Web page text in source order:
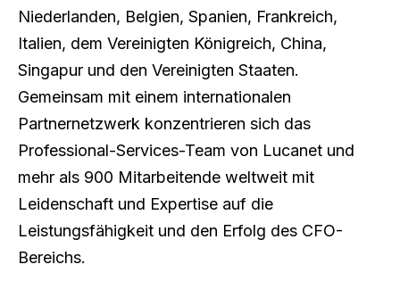
Niederlanden, Belgien, Spanien, Frankreich,
Italien, dem Vereinigten Königreich, China,
Singapur und den Vereinigten Staaten.
Gemeinsam mit einem internationalen
Partnernetzwerk konzentrieren sich das
Professional-Services-Team von Lucanet und
mehr als 900 Mitarbeitende weltweit mit
Leidenschaft und Expertise auf die
Leistungsfähigkeit und den Erfolg des CFO-
Bereichs.